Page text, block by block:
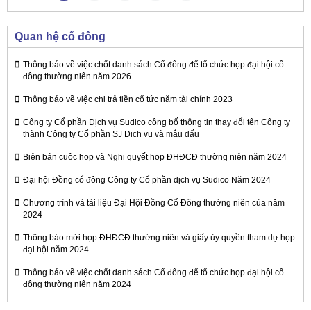
Quan hệ cổ đông
Thông báo về việc chốt danh sách Cổ đông để tổ chức họp đại hội cổ
đông thường niên năm 2026
Thông báo về việc chi trả tiền cổ tức năm tài chính 2023
Công ty Cổ phần Dịch vụ Sudico công bố thông tin thay đổi tên Công ty
thành Công ty Cổ phần SJ Dịch vụ và mẫu dấu
Biên bản cuộc họp và Nghị quyết họp ĐHĐCĐ thường niên năm 2024
Đại hội Đồng cổ đông Công ty Cổ phần dịch vụ Sudico Năm 2024
Chương trình và tài liệu Đại Hội Đồng Cổ Đông thường niên của năm
2024
Thông báo mời họp ĐHĐCĐ thường niên và giấy ủy quyền tham dự họp
đại hội năm 2024
Thông báo về việc chốt danh sách Cổ đông để tổ chức họp đại hội cổ
đông thường niên năm 2024